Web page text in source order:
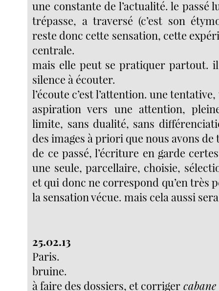
une constante de l’actualité. le passé
trépasse, a traversé (c’est son
reste donc cette sensation, cette
centrale.
mais elle peut se pratiquer partout. il
silence à écouter.
l’écoute c’est l’attention. une
aspiration vers une attention,
limite, sans dualité, sans
des images à priori que nous avons de
de ce passé, l’écriture en garde
une seule, parcellaire, choisie,
et qui donc ne correspond qu’en très
la sensation vécue. mais cela aussi
25.02.13
Paris.
bruine.
à faire des dossiers, et corriger